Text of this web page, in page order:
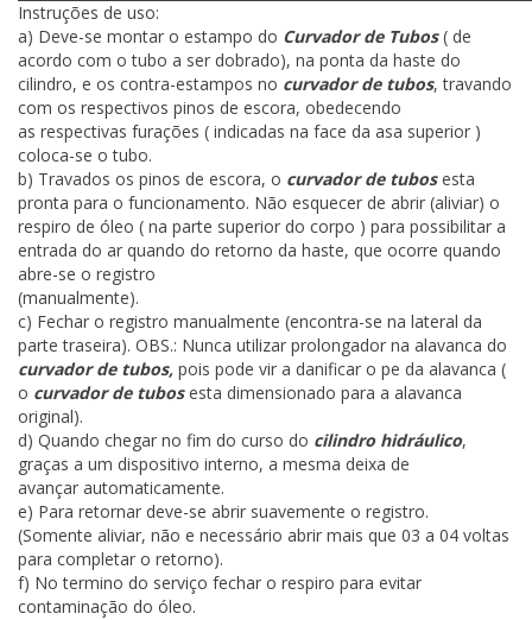
Instruções de uso:
a) Deve-se montar o estampo do Curvador de Tubos( de
acordo com o tubo a ser dobrado), na ponta da haste do
cilindro, e os contra-estampos no curvador de tubos, travando
com os respectivos pinos de escora, obedecendo
as respectivas furações ( indicadas na face da asa superior )
coloca-se o tubo.
b) Travados os pinos de escora, o curvador de tubosesta
pronta para o funcionamento. Não esquecer de abrir (aliviar) o
respiro de óleo ( na parte superior do corpo ) para possibilitar a
entrada do ar quando do retorno da haste, que ocorre quando
abre-se o registro
(manualmente).
c) Fechar o registro manualmente (encontra-se na lateral da
parte traseira). OBS.: Nunca utilizar prolongador na alavanca do
curvador de tubos, pois pode vir a danificar o pe da alavanca (
o curvador de tubosesta dimensionado para a alavanca
original).
d) Quando chegar no fim do curso do cilindro hidráulico,
graças a um dispositivo interno, a mesma deixa de
avançar automaticamente.
e) Para retornar deve-se abrir suavemente o registro.
(Somente aliviar, não e necessário abrir mais que 03 a 04 voltas
para completar o retorno).
f) No termino do serviço fechar o respiro para evitar
contaminação do óleo.